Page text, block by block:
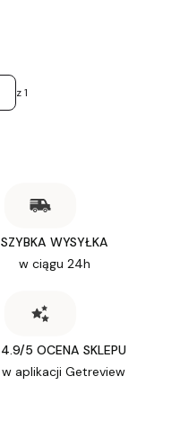
z 1
SZYBKA WYSYŁKA
w ciągu 24h
4.9/5 OCENA SKLEPU
w aplikacji Getreview